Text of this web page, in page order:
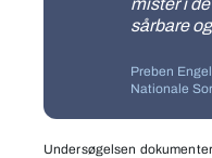
mister i
sårbare
Preben
Nationale
Undersøgelsen